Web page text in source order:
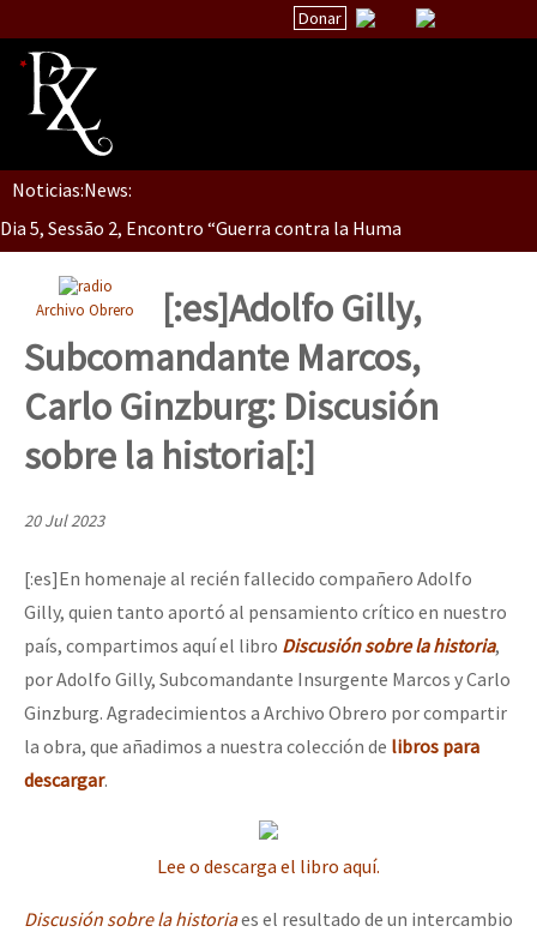
Donar
Inicio
Quiénes Somos
La palabra del EZLN
TEMAS
Chiapas
México
Latinoamérica
EZLN
La Sexta
AutonomÍa y Resistencia
Megaproyectos
Migración
Niñxs
Noticias:News:
Dia 5, Sessão 2, Encontro “Guerra contra la Humanidad”
Dia 5, sessão 1, do Encontro “Guerra contra a Humanidade”(As
Dia 4 – Encontro “Guerra contra a Humanidade” (As populações
Dia 3 do Encontro “Guerra contra a Humanidade”
Dia 2 do Encontro “Guerra contra a Humanidad”
Dia 1: Encontro “Guerra contra a Humanidade”
[CDMX – 20 julio] Jornadas globales por la libertad de Jesús
Archivo Obrero
[:es]Adolfo Gilly,
Subcomandante Marcos,
Carlo Ginzburg: Discusión
sobre la historia[:]
20 Jul 2023
[:es]En homenaje al recién fallecido compañero Adolfo
Gilly, quien tanto aportó al pensamiento crítico en nuestro
país, compartimos aquí el libro Discusión sobre la historia,
por Adolfo Gilly, Subcomandante Insurgente Marcos y Carlo
Ginzburg. Agradecimientos a Archivo Obrero por compartir
la obra, que añadimos a nuestra colección de libros para
descargar.
Lee o descarga el libro aquí.
Discusión sobre la historiaes el resultado de un intercambio